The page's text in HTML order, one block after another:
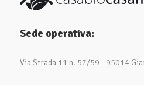
Sede operativa:
Via Strada 11 n. 57/59 - 95014